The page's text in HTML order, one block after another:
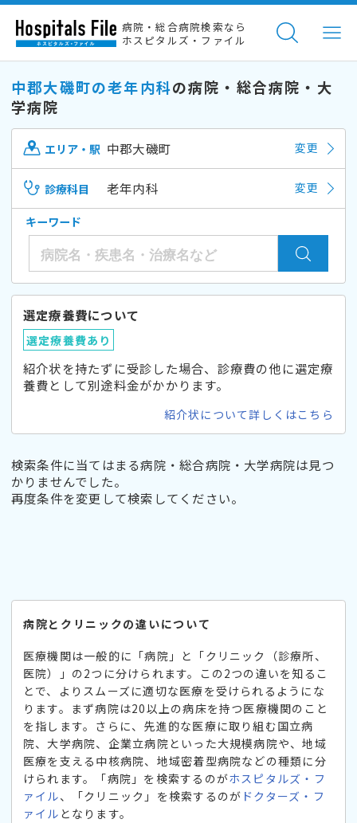
病院・総合病院検索なら
ホスピタルズ・ファイル
中郡大磯町の老年内科の病院・総合病院・大
学病院
エリア・駅 中郡大磯町 変更
診療科目 老年内科 変更
キーワード
選定療養費について
選定療養費あり
紹介状を持たずに受診した場合、診療費の他に選定療
養費として別途料金がかかります。
紹介状について詳しくはこちら
検索条件に当てはまる病院・総合病院・大学病院は見つ
かりませんでした。
再度条件を変更して検索してください。
病院とクリニックの違いについて
医療機関は一般的に「病院」と「クリニック（診療所、
医院）」の2つに分けられます。この2つの違いを知るこ
とで、よりスムーズに適切な医療を受けられるようにな
ります。まず病院は20以上の病床を持つ医療機関のこと
を指します。さらに、先進的な医療に取り組む国立病
院、大学病院、企業立病院といった大規模病院や、地域
医療を支える中核病院、地域密着型病院などの種類に分
けられます。「病院」を検索するのがホスピタルズ・フ
ァイル、「クリニック」を検索するのが ドクターズ・フ
ァイル となります。